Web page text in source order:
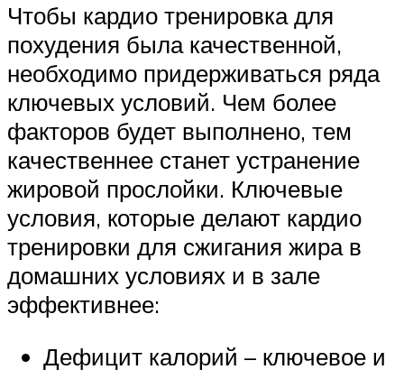
Чтобы кардио тренировка для
похудения была качественной,
необходимо придерживаться ряда
ключевых условий. Чем более
факторов будет выполнено, тем
качественнее станет устранение
жировой прослойки. Ключевые
условия, которые делают кардио
тренировки для сжигания жира в
домашних условиях и в зале
эффективнее:
Дефицит калорий – ключевое и